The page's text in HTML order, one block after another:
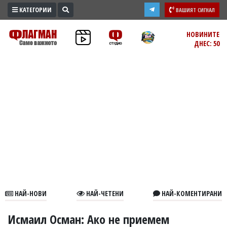
ПРОМО
ЗОНА
В
КАТЕГОРИИ ВАШИЯТ СИГНАЛ
НОВИНИТЕ
ДНЕС: 50
НАЙ-НОВИ НАЙ-ЧЕТЕНИ НАЙ-КОМЕНТИРАНИ
Исмаил Осман: Ако не приемем